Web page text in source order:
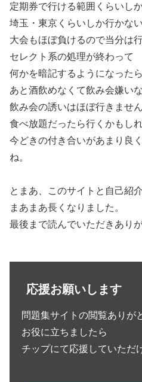
定期券で行ける範囲くらいし
埼玉・東京くらいしか行かな
大会もほぼ負けるので当分は
セレクト系の処理が終わって
何かを暗記するようになった
あと酒飲めなくて飲み会嫌い
飲み会の誘いはほぼ行きません
食べ放題だったら行くかもし
今どきの付き合いがあまり良
ね。
とまあ、このサイトと自己紹
まあまあ長くなりました。
最後まで読んでいただきあり
応援お願いします
問題集サイトの閲覧ありが
お役に立ちましたら
チップにて応援していただ